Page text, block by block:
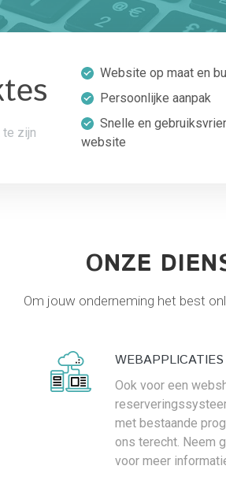
te zijn
Website op maat en
Persoonlijke aanpak
Snelle en
website
ONZE
Om jouw onderneming het best
Ook voor een
met bestaande
ons terecht. Neem
voor meer